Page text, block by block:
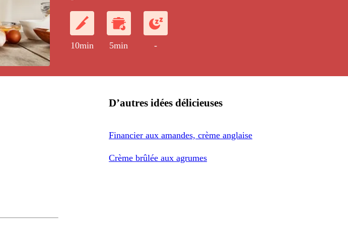
10min 5min -
D’autres idées délicieuses
Financier aux amandes, crème anglaise
Crème brûlée aux agrumes